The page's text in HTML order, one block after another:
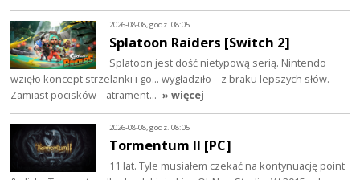
2026-08-08, godz. 08:05
Splatoon Raiders [Switch 2]
Splatoon jest dość nietypową serią. Nintendo
wzięło koncept strzelanki i go… wygładziło – z braku lepszych słów.
Zamiast pocisków – atrament… » więcej
2026-08-08, godz. 08:05
Tormentum II [PC]
11 lat. Tyle musiałem czekać na kontynuację point